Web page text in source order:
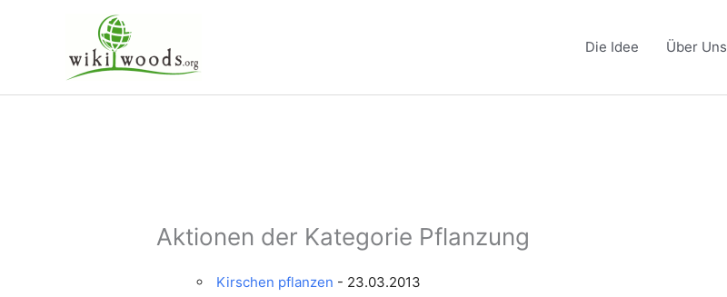
Die Idee Über Uns
Aktionen der Kategorie Pflanzung
Kirschen pflanzen - 23.03.2013